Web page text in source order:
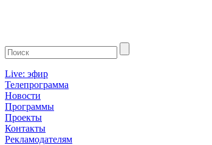
Live: эфир
Телепрограмма
Новости
Программы
Проекты
Контакты
Рекламодателям